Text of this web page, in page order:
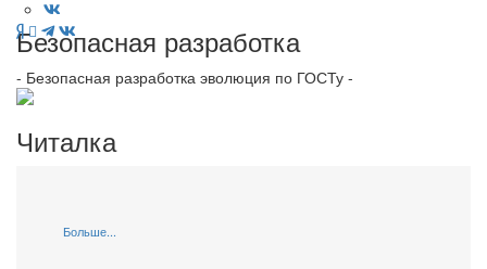
Безопасная разработка
- Безопасная разработка эволюция по ГОСТу -
Читалка
Больше...